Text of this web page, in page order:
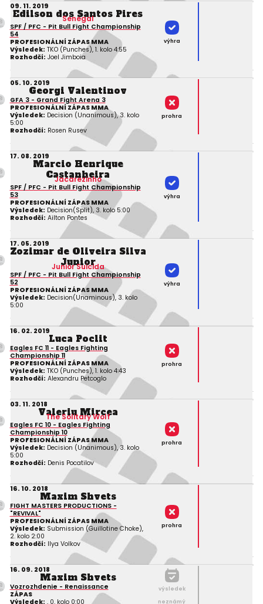
09. 11. 2019
Edilson dos Santos Pires
Senegal
SPF / PFC - Pit Bull Fight Championship
54
PROFESIONÁLNÍ ZÁPAS MMA
Výsledek: TKO (Punches), 1. kolo 4:55
Rozhodčí: Joel Jimboia
výhra
05. 10. 2019
Georgi Valentinov
GFA 3 - Grand Fight Arena 3
PROFESIONÁLNÍ ZÁPAS MMA
Výsledek: Decision (Unanimous), 3. kolo
5:00
Rozhodčí: Rosen Rusev
prohra
17. 08. 2019
Marcio Henrique
Castanheira
Jacarezinho
SPF / PFC - Pit Bull Fight Championship
53
PROFESIONÁLNÍ ZÁPAS MMA
Výsledek: Decision(Split), 3. kolo 5:00
Rozhodčí: Ailton Pontes
výhra
17. 05. 2019
Zozimar de Oliveira Silva
Junior
Junior Suicida
SPF / PFC - Pit Bull Fight Championship
52
PROFESIONÁLNÍ ZÁPAS MMA
Výsledek: Decision(Unaminous), 3. kolo
5:00
výhra
16. 02. 2019
Luca Poclit
Eagles FC 11 - Eagles Fighting
Championship 11
PROFESIONÁLNÍ ZÁPAS MMA
Výsledek: TKO (Punches), 1. kolo 4:43
Rozhodčí: Alexandru Petcoglo
prohra
03. 11. 2018
Valeriu Mircea
The Solitary Wolf
Eagles FC 10 - Eagles Fighting
Championship 10
PROFESIONÁLNÍ ZÁPAS MMA
Výsledek: Decision (Unanimous), 3. kolo
5:00
Rozhodčí: Denis Pocatilov
prohra
16. 10. 2018
Maxim Shvets
FIGHT MASTERS PRODUCTIONS -
"REVIVAL"
PROFESIONÁLNÍ ZÁPAS MMA
Výsledek: Submission (Guillotine Choke),
2. kolo 2:00
Rozhodčí: Ilya Volkov
prohra
16. 09. 2018
Maxim Shvets
Vozrozhdenie - Renaissance
ZÁPAS
Výsledek: , 0. kolo 0:00
výsledek
neznámý